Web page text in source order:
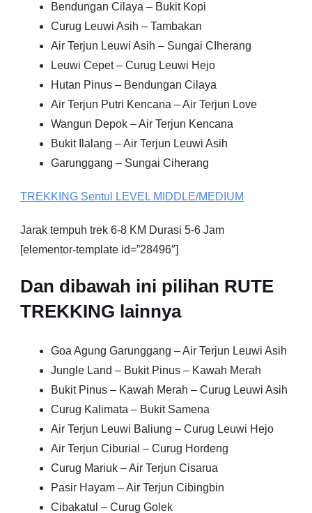
Bendungan Cilaya – Bukit Kopi
Curug Leuwi Asih – Tambakan
Air Terjun Leuwi Asih – Sungai CIherang
Leuwi Cepet – Curug Leuwi Hejo
Hutan Pinus – Bendungan Cilaya
Air Terjun Putri Kencana – Air Terjun Love
Wangun Depok – Air Terjun Kencana
Bukit Ilalang – Air Terjun Leuwi Asih
Garunggang – Sungai Ciherang
TREKKING Sentul LEVEL MIDDLE/MEDIUM
Jarak tempuh trek 6-8 KM Durasi 5-6 Jam
[elementor-template id=”28496″]
Dan dibawah ini pilihan RUTE
TREKKING lainnya
Goa Agung Garunggang – Air Terjun Leuwi Asih
Jungle Land – Bukit Pinus – Kawah Merah
Bukit Pinus – Kawah Merah – Curug Leuwi Asih
Curug Kalimata – Bukit Samena
Air Terjun Leuwi Baliung – Curug Leuwi Hejo
Air Terjun Ciburial – Curug Hordeng
Curug Mariuk – Air Terjun Cisarua
Pasir Hayam – Air Terjun Cibingbin
Cibakatul – Curug Golek